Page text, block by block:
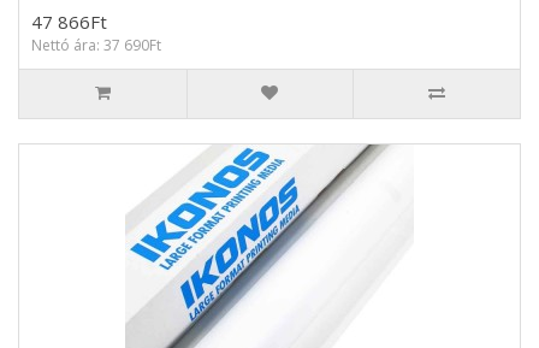
47 866Ft
Nettó ára: 37 690Ft